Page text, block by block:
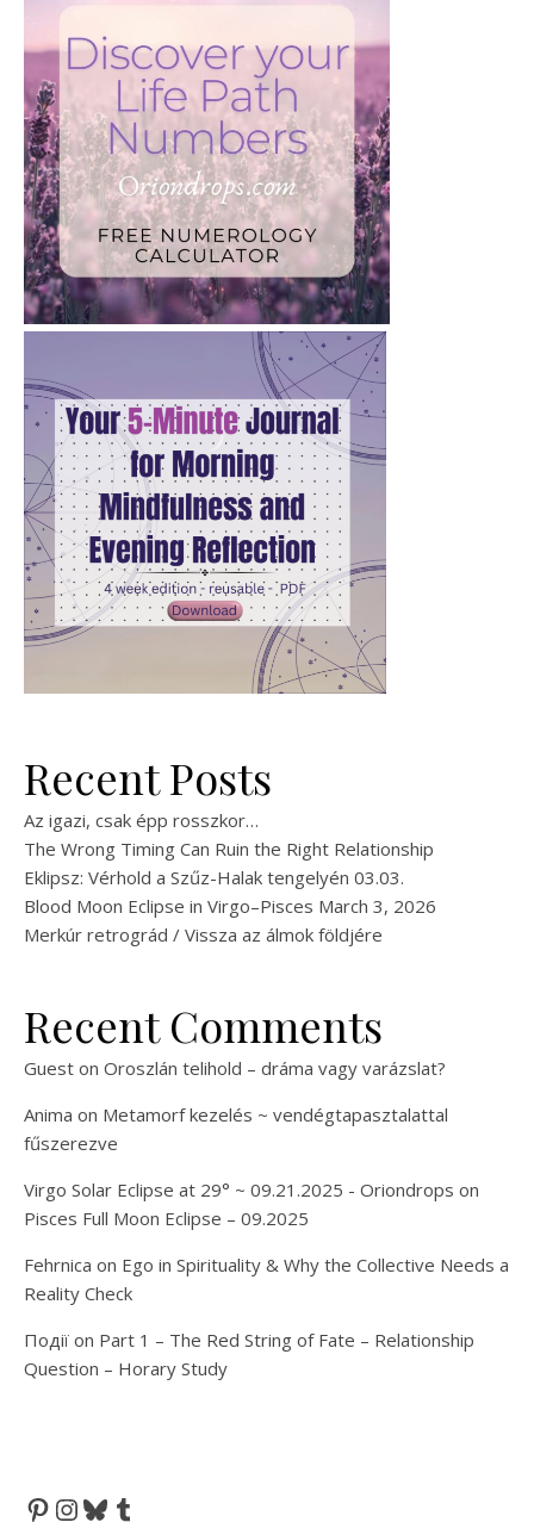
Recent Posts
Az igazi, csak épp rosszkor…
The Wrong Timing Can Ruin the Right Relationship
Eklipsz: Vérhold a Szűz-Halak tengelyén 03.03.
Blood Moon Eclipse in Virgo–Pisces March 3, 2026
Merkúr retrográd / Vissza az álmok földjére
Recent Comments
Guest on Oroszlán telihold – dráma vagy varázslat?
Anima on Metamorf kezelés ~ vendégtapasztalattal
fűszerezve
Virgo Solar Eclipse at 29° ~ 09.21.2025 - Oriondrops on
Pisces Full Moon Eclipse – 09.2025
Fehrnica on Ego in Spirituality & Why the Collective Needs a
Reality Check
Події on Part 1 – The Red String of Fate – Relationship
Question – Horary Study
Pinterest
Instagram
BlueskyTumblr